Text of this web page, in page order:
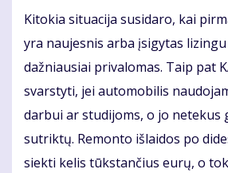
Kitokia situacija susidaro, kai
yra naujesnis arba įsigytas lizingu
dažniausiai privalomas. Taip pat
svarstyti, jei automobilis
darbui ar studijoms, o jo netekus
sutriktų. Remonto išlaidos po
siekti kelis tūkstančius eurų, o